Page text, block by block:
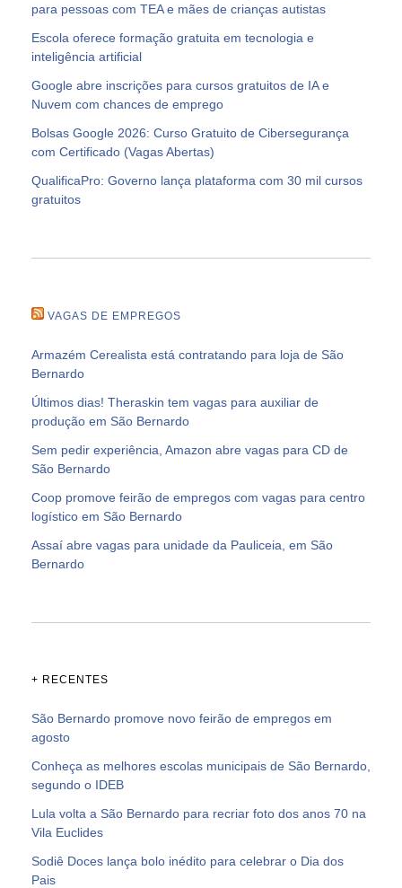
para pessoas com TEA e mães de crianças autistas
Escola oferece formação gratuita em tecnologia e
inteligência artificial
Google abre inscrições para cursos gratuitos de IA e
Nuvem com chances de emprego
Bolsas Google 2026: Curso Gratuito de Cibersegurança
com Certificado (Vagas Abertas)
QualificaPro: Governo lança plataforma com 30 mil cursos
gratuitos
VAGAS DE EMPREGOS
Armazém Cerealista está contratando para loja de São
Bernardo
Últimos dias! Theraskin tem vagas para auxiliar de
produção em São Bernardo
Sem pedir experiência, Amazon abre vagas para CD de
São Bernardo
Coop promove feirão de empregos com vagas para centro
logístico em São Bernardo
Assaí abre vagas para unidade da Pauliceia, em São
Bernardo
+ RECENTES
São Bernardo promove novo feirão de empregos em
agosto
Conheça as melhores escolas municipais de São Bernardo,
segundo o IDEB
Lula volta a São Bernardo para recriar foto dos anos 70 na
Vila Euclides
Sodiê Doces lança bolo inédito para celebrar o Dia dos
Pais